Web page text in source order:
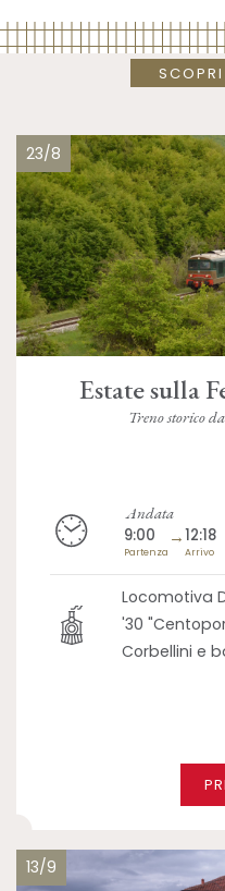
23/8
Estate sulla
Treno storico
Andata
9:00
Partenza
→12:18
Arrivo
Locomotiva
'30
Corbellini e
13/9